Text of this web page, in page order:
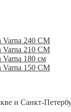
Varna 240 СМ
Varna 210 СМ
Varna 180 см
Varna 150 СМ
и Санкт-